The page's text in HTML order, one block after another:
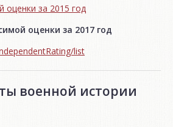
oценки за 2015 год
оценки за 2017 год
list
военной истории